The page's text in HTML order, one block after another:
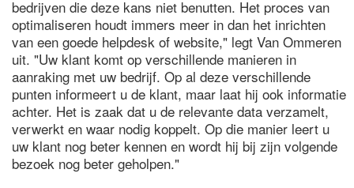
bedrijven die deze kans niet benutten. Het proces van
optimaliseren houdt immers meer in dan het inrichten
van een goede helpdesk of website," legt Van Ommeren
uit. "Uw klant komt op verschillende manieren in
aanraking met uw bedrijf. Op al deze verschillende
punten informeert u de klant, maar laat hij ook informatie
achter. Het is zaak dat u de relevante data verzamelt,
verwerkt en waar nodig koppelt. Op die manier leert u
uw klant nog beter kennen en wordt hij bij zijn volgende
bezoek nog beter geholpen."